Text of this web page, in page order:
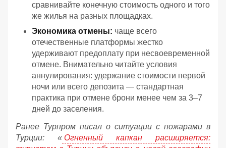
сравнивайте конечную стоимость одного и того
же жилья на разных площадках.
Экономика отмены: чаще всего
отечественные платформы жестко
удерживают предоплату при несвоевременной
отмене. Внимательно читайте условия
аннулирования: удержание стоимости первой
ночи или всего депозита — стандартная
практика при отмене брони менее чем за 3–7
дней до заселения.
Ранее Турпром писал о ситуации с пожарами в
Турции: « Огненный капкан расширяется: